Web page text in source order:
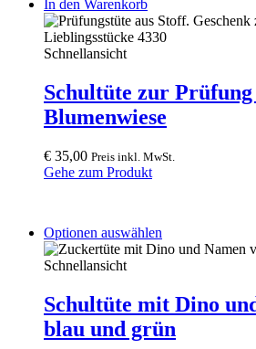
In den Warenkorb
Schnellansicht
Schultüte zur
Blumenwiese
€ 35,00 Preis inkl. MwSt.
Gehe zum Produkt
Optionen auswählen
product
variants.
The
options
Schnellansicht
Schultüte mit Dino
blau und grün